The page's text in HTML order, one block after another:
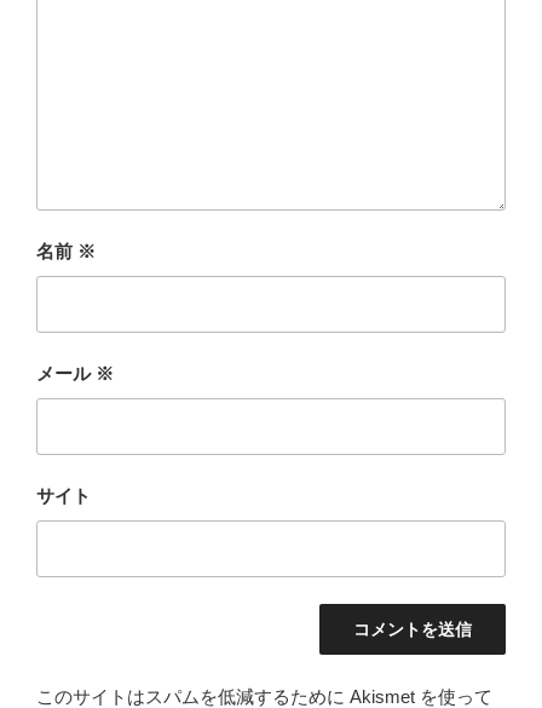
名前 ※
メール ※
サイト
このサイトはスパムを低減するために Akismet を使って